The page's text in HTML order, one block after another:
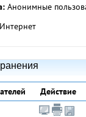
Анонимные
Интернет
Действие